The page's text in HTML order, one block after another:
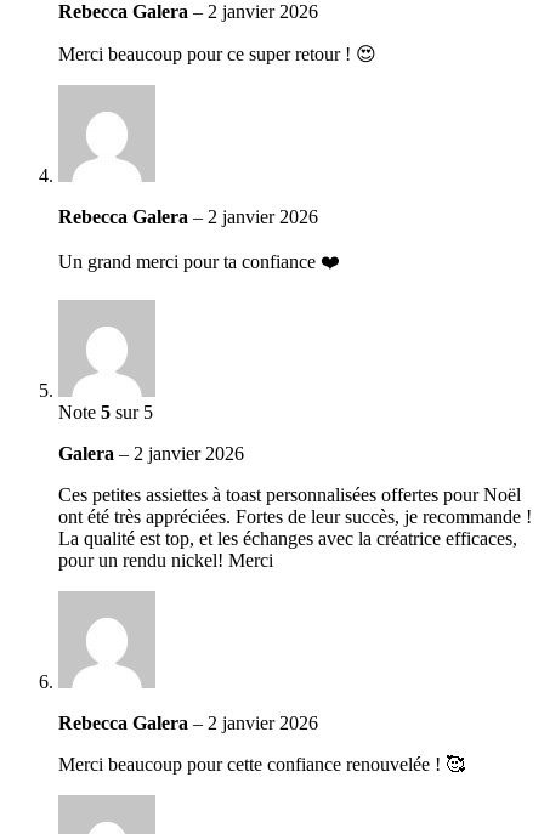
Rebecca Galera – 2 janvier 2026
Merci beaucoup pour ce super retour ! 😍
Rebecca Galera – 2 janvier 2026
Un grand merci pour ta confiance ❤️
Note 5 sur 5
Galera – 2 janvier 2026
Ces petites assiettes à toast personnalisées offertes pour Noël
ont été très appréciées. Fortes de leur succès, je recommande !
La qualité est top, et les échanges avec la créatrice efficaces,
pour un rendu nickel! Merci
Rebecca Galera – 2 janvier 2026
Merci beaucoup pour cette confiance renouvelée ! 🥰